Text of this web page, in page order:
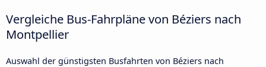
Vergleiche Bus-Fahrpläne von Béziers nach
Montpellier
Auswahl der günstigsten Busfahrten von Béziers nach